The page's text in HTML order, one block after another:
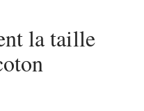
la taille